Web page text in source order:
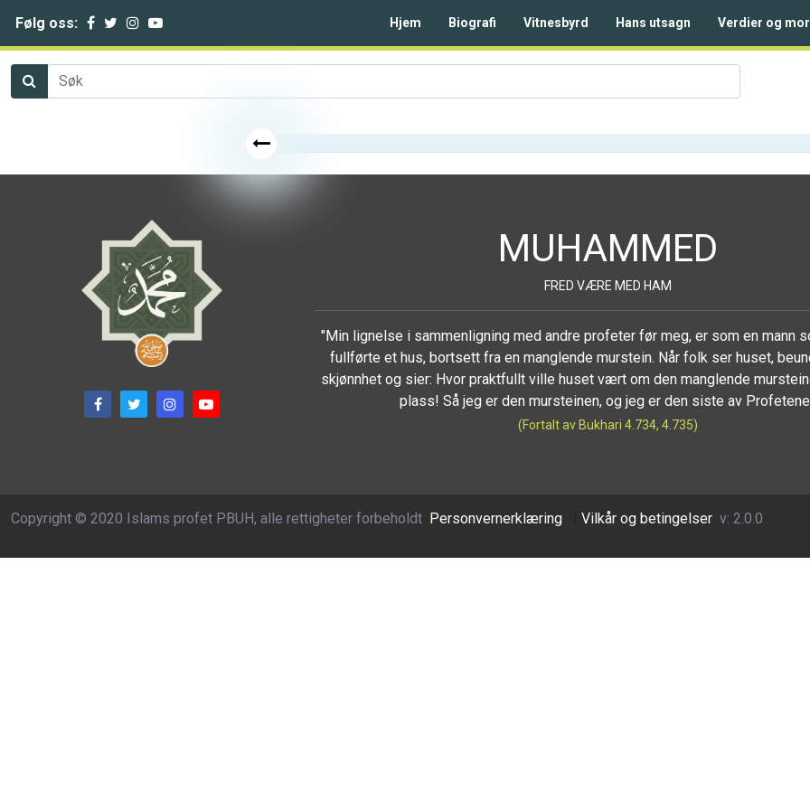
Følg oss: Hjem Biografi Vitnesbyrd Hans utsagn Verdier og
MUHAMMED
FRED VÆRE MED HAM
"Min lignelse i sammenligning med andre profeter før meg, er som en mann
fullførte et hus, bortsett fra en manglende murstein. Når folk ser huset,
skjønnhet og sier: Hvor praktfullt ville huset vært om den manglende
plass! Så jeg er den mursteinen, og jeg er den siste av
(Fortalt av Bukhari 4.734, 4.735)
Copyright © 2020 Islams profet PBUH, alle rettigheter forbeholdt Personvernerklæring Vilkår og betingelser v: 2.0.0